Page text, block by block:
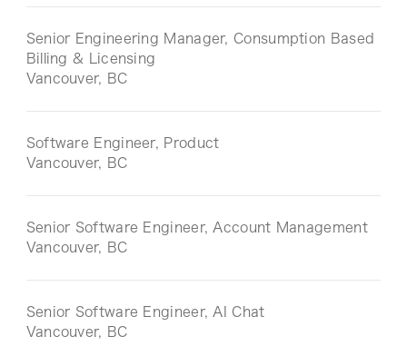
Senior Engineering Manager, Consumption Based
Billing & Licensing
Vancouver, BC
Software Engineer, Product
Vancouver, BC
Senior Software Engineer, Account Management
Vancouver, BC
Senior Software Engineer, AI Chat
Vancouver, BC